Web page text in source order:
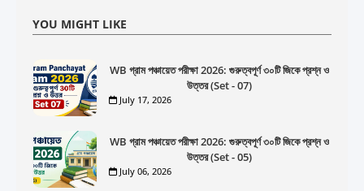
YOU MIGHT LIKE
WB গ্রাম পঞ্চায়েত পরীক্ষা 2026: গুরুত্বপূর্ণ ৩০টি জিকে প্রশ্ন ও
উত্তর (Set - 07)
July 17, 2026
WB গ্রাম পঞ্চায়েত পরীক্ষা 2026: গুরুত্বপূর্ণ ৩০টি জিকে প্রশ্ন ও
উত্তর (Set - 05)
July 06, 2026